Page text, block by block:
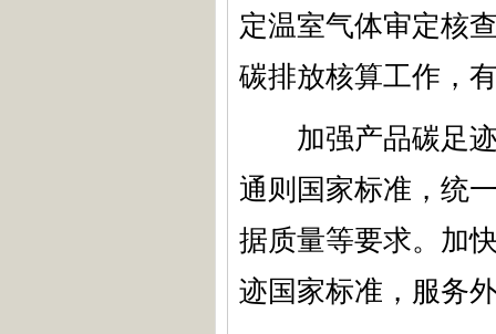
定温室气体审定核
碳排放核算工作，
加强产品碳足迹
通则国家标准，统
据质量等要求。加
迹国家标准，服务